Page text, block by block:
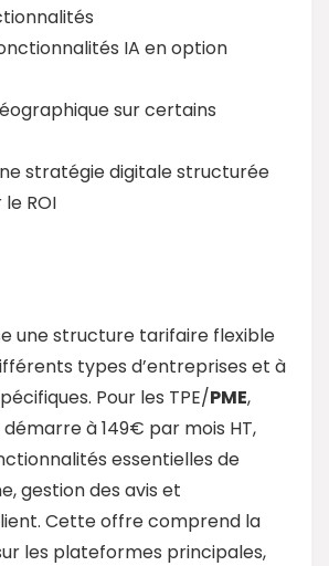
IA en option
sur certains
stratégie digitale structurée
ROI
une structure tarifaire flexible
types d’entreprises et à
Pour les TPE/PME,
à 149€ par mois HT,
essentielles de
gestion des avis et
Cette offre comprend la
les plateformes principales,